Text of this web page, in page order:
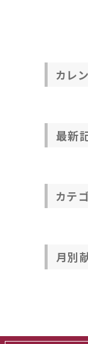
カレ
最新
カテ
月別